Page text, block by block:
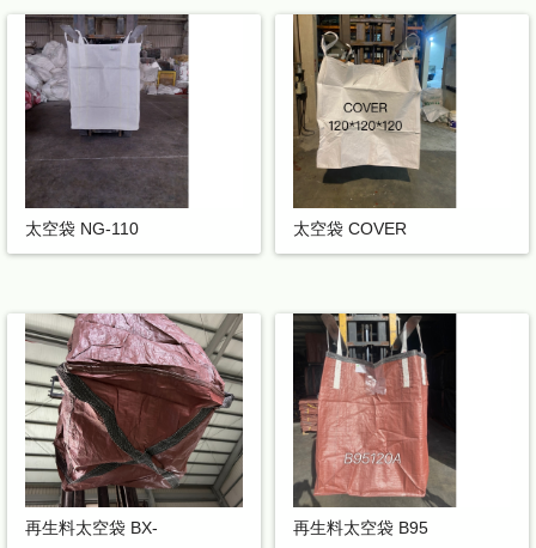
太空袋 NG-110 太空袋 COVER
再生料太空袋 BX- 再生料太空袋 B95